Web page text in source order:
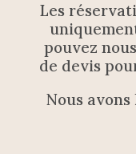
Les
pouvez
de devis
Nous